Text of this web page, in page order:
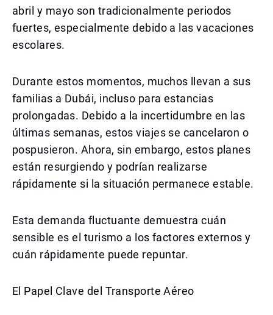
abril y mayo son tradicionalmente periodos
fuertes, especialmente debido a las vacaciones
escolares.
Durante estos momentos, muchos llevan a sus
familias a Dubái, incluso para estancias
prolongadas. Debido a la incertidumbre en las
últimas semanas, estos viajes se cancelaron o
pospusieron. Ahora, sin embargo, estos planes
están resurgiendo y podrían realizarse
rápidamente si la situación permanece estable.
Esta demanda fluctuante demuestra cuán
sensible es el turismo a los factores externos y
cuán rápidamente puede repuntar.
El Papel Clave del Transporte Aéreo